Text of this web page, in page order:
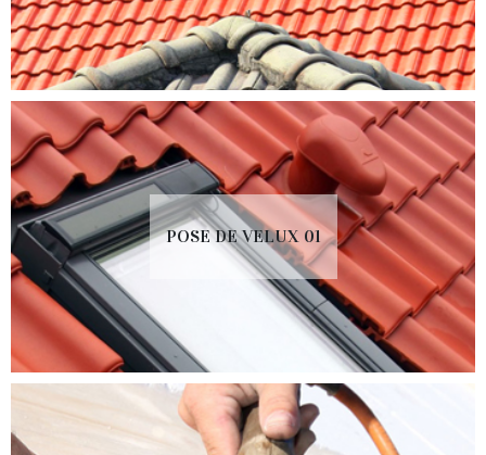
POSE DE VELUX 01